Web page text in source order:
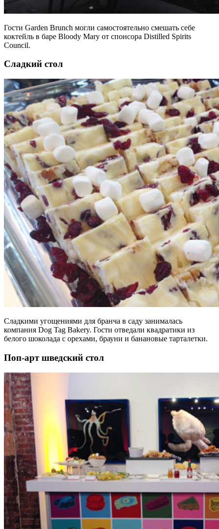
Гости Garden Brunch могли самостоятельно смешать себе
коктейль в баре Bloody Mary от спонсора Distilled Spirits
Council.
Сладкий стол
Сладкими угощениями для бранча в саду занималась
компания Dog Tag Bakery. Гости отведали квадратики из
белого шоколада с орехами, брауни и банановые тарталетки.
Поп-арт шведский стол